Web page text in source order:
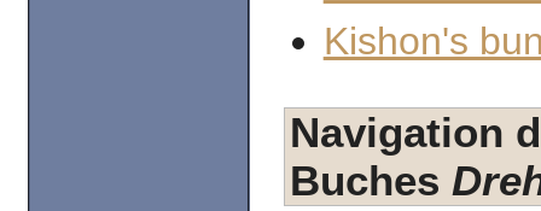
Kishon's
Navigation
Buches